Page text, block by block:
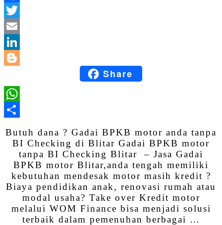
BloggerShare
Butuh dana ? Gadai BPKB motor anda tanpa
BI Checking di Blitar Gadai BPKB motor
tanpa BI Checking Blitar – Jasa Gadai
BPKB motor Blitar,anda tengah memiliki
kebutuhan mendesak motor masih kredit ?
Biaya pendidikan anak, renovasi rumah atau
modal usaha? Take over Kredit motor
melalui WOM Finance bisa menjadi solusi
terbaik dalam pemenuhan berbagai …